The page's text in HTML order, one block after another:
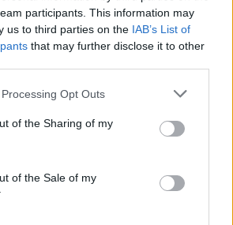
participants. This information may
us to third parties on the IAB’s List of
that may further disclose it to other
website/app uses one or more Google
or usage behaviour. You may click to
to Google and its third-party tags to
specified purposes in below Google
Opt Outs
of the Sharing of my
of the Sale of my
új frizurát
nem térünk